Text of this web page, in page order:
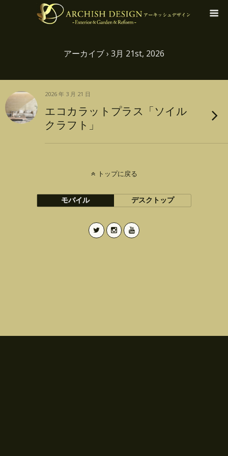
アーカイブ › 3月 21st, 2026
2026 年 3 月 21 日
エコカラットプラス「ソイル
クラフト」
トップに戻る
モバイル デスクトップ